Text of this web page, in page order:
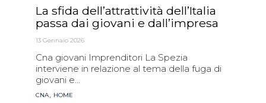
La sfida dell’attrattività dell’Italia
passa dai giovani e dall’impresa
13 Gennaio 2026
Cna giovani Imprenditori La Spezia
interviene in relazione al tema della fuga di
giovani e...
Tags
CNA, HOME